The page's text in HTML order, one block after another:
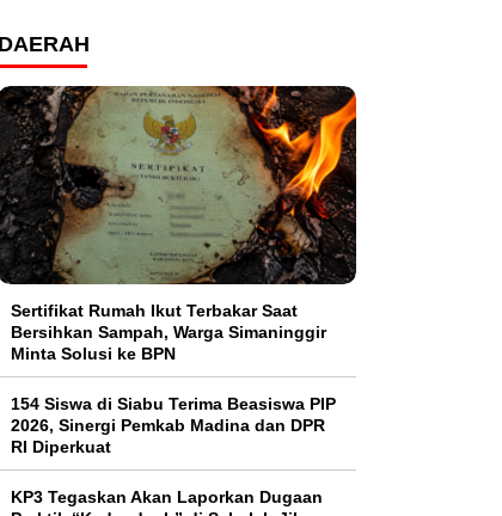
DAERAH
Sertifikat Rumah Ikut Terbakar Saat
Bersihkan Sampah, Warga Simaninggir
Minta Solusi ke BPN
154 Siswa di Siabu Terima Beasiswa PIP
2026, Sinergi Pemkab Madina dan DPR
RI Diperkuat
KP3 Tegaskan Akan Laporkan Dugaan